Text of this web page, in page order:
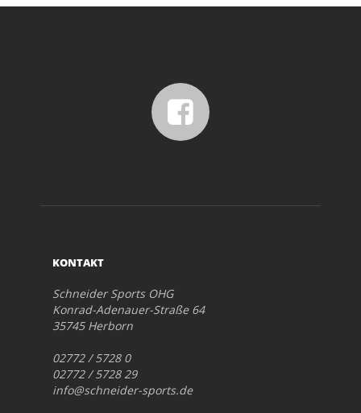
KONTAKT
Schneider Sports OHG
Konrad-Adenauer-Straße 64
35745 Herborn
02772 / 5728 0
02772 / 5728 29
info@schneider-sports.de